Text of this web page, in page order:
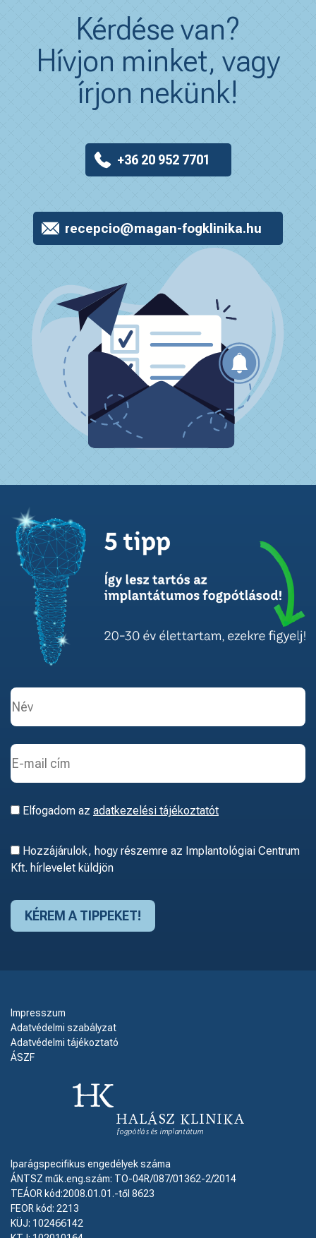
Kérdése van?
Hívjon minket, vagy
írjon nekünk!
+36 20 952 7701
recepcio@magan-fogklinika.hu
Elfogadom az adatkezelési tájékoztatót
Hozzájárulok, hogy részemre az Implantológiai Centrum
Kft. hírlevelet küldjön
Impresszum
Adatvédelmi szabályzat
Adatvédelmi tájékoztató
ÁSZF
Iparágspecifikus engedélyek száma
ÁNTSZ műk.eng.szám: TO-04R/087/01362-2/2014
TEÁOR kód:2008.01.01.-től 8623
FEOR kód: 2213
KÜJ: 102466142